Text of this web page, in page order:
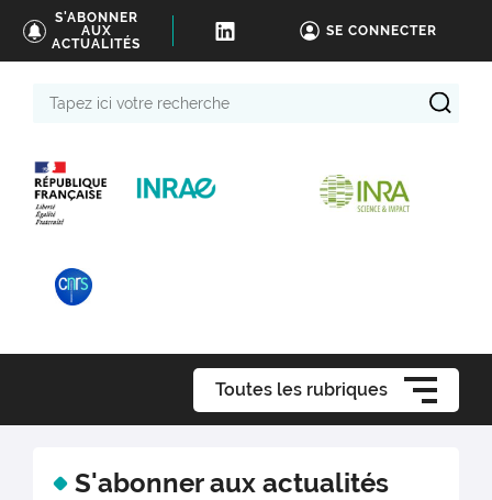
S'ABONNER
AUX
ACTUALITÉS
SE CONNECTER
Toutes les rubriques
S'abonner aux actualités